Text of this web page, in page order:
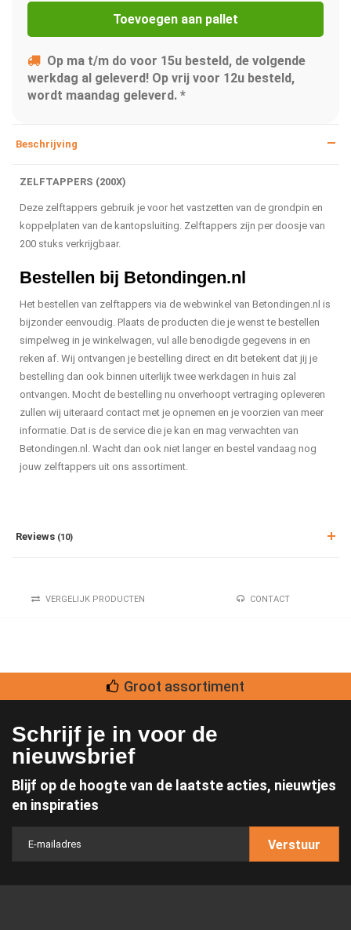
Toevoegen aan pallet
Op ma t/m do voor 15u besteld, de volgende
werkdag al geleverd! Op vrij voor 12u besteld,
wordt maandag geleverd. *
Beschrijving
ZELFTAPPERS (200X)
Deze zelftappers gebruik je voor het vastzetten van de grondpin en
koppelplaten van de kantopsluiting. Zelftappers zijn per doosje van
200 stuks verkrijgbaar.
Bestellen bij Betondingen.nl
Het bestellen van zelftappers via de webwinkel van Betondingen.nl is
bijzonder eenvoudig. Plaats de producten die je wenst te bestellen
simpelweg in je winkelwagen, vul alle benodigde gegevens in en
reken af. Wij ontvangen je bestelling direct en dit betekent dat jij je
bestelling dan ook binnen uiterlijk twee werkdagen in huis zal
ontvangen. Mocht de bestelling nu onverhoopt vertraging opleveren
zullen wij uiteraard contact met je opnemen en je voorzien van meer
informatie. Dat is de service die je kan en mag verwachten van
Betondingen.nl. Wacht dan ook niet langer en bestel vandaag nog
jouw zelftappers uit ons assortiment.
Reviews (10)
VERGELIJK PRODUCTEN CONTACT
Groot assortiment
Schrijf je in voor de
nieuwsbrief
Blijf op de hoogte van de laatste acties, nieuwtjes
en inspiraties
Verstuur